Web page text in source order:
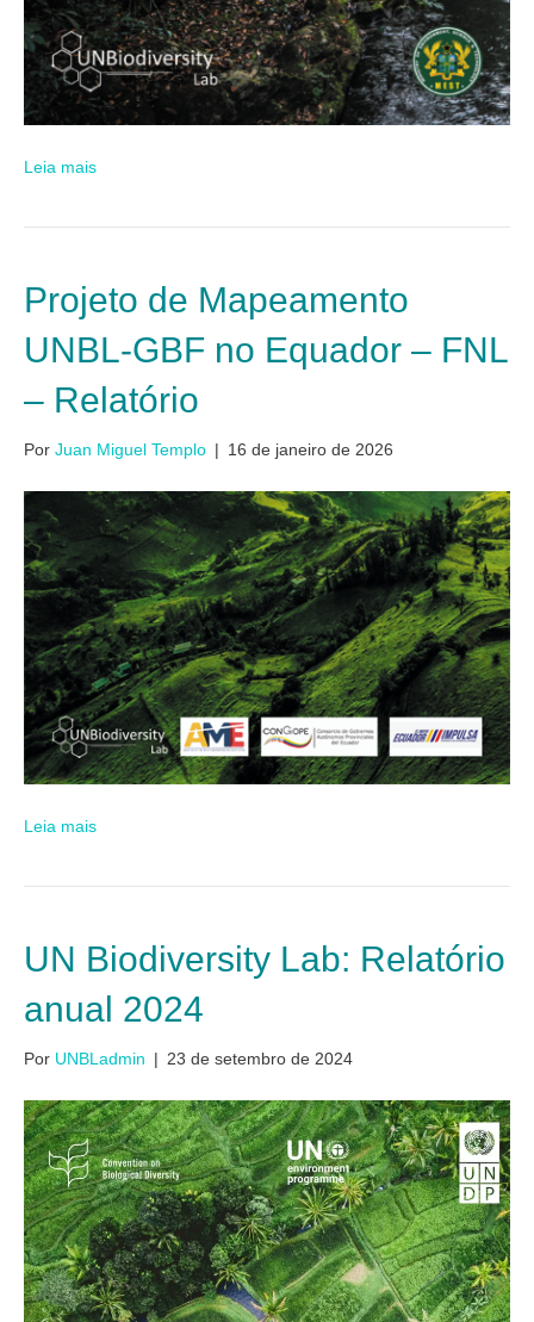
Leia mais
Projeto de Mapeamento
UNBL-GBF no Equador – FNL
– Relatório
Por Juan Miguel Templo | 16 de janeiro de 2026
Leia mais
UN Biodiversity Lab: Relatório
anual 2024
Por UNBLadmin | 23 de setembro de 2024